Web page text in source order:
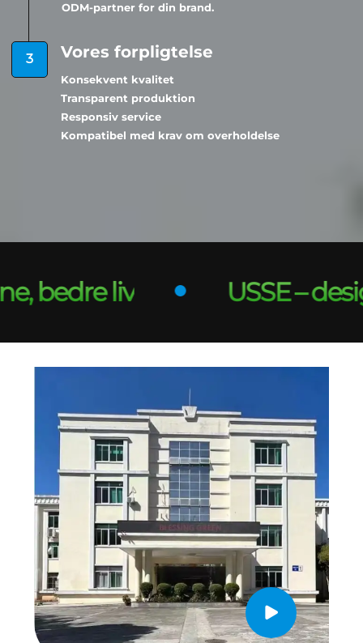
ODM-partner for din brand.
Vores forpligtelse
Konsekvent kvalitet
Transparent produktion
Responsiv service
Kompatibel med krav om overholdelse
liv USSE –